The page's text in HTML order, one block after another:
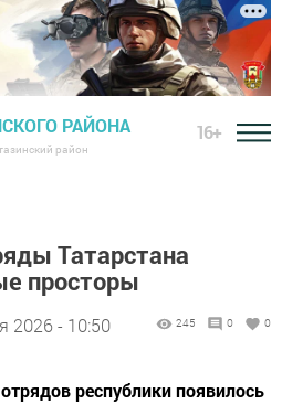
РАЙОНА
район
16+
Татарстана
просторы
2026 - 10:50 245 0 0
республики появилось